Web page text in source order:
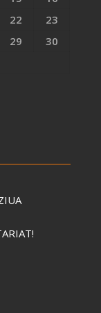
22
23
29
30